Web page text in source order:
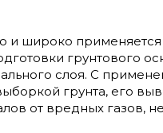
широко применяется
грунтового
слоя. С
грунта, его
от вредных газов,